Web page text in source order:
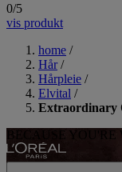
0/5
vis produkt
home /
Hår /
Hårpleie /
Elvital /
Extraordinary
BECAUSE YOU'RE